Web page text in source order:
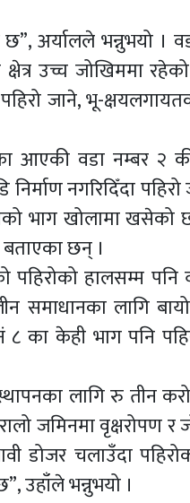
अर्यालले भन्नुभयो ।
उच्च जोखिममा
जाने, भू-
आएकी वडा नम्बर २
नगरिदिँदा
भाग खोलामा
बताएका छन् ।
पहिरोको हालसम्म पनि
लागि बायो
८ का केही भाग पनि
लागि रु तीन
जमिनमा वृक्षरोपण र
डोजर चलाउँदा
उहाँले भन्नुभयो ।